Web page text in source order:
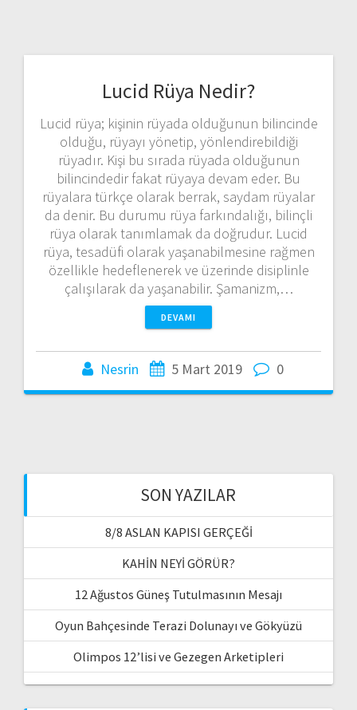
Lucid Rüya Nedir?
Lucid rüya; kişinin rüyada olduğunun bilincinde
olduğu, rüyayı yönetip, yönlendirebildiği
rüyadır. Kişi bu sırada rüyada olduğunun
bilincindedir fakat rüyaya devam eder. Bu
rüyalara türkçe olarak berrak, saydam rüyalar
da denir. Bu durumu rüya farkındalığı, bilinçli
rüya olarak tanımlamak da doğrudur. Lucid
rüya, tesadüfi olarak yaşanabilmesine rağmen
özellikle hedeflenerek ve üzerinde disiplinle
çalışılarak da yaşanabilir. Şamanizm,…
DEVAMI
Nesrin 5 Mart 2019 0
SON YAZILAR
8/8 ASLAN KAPISI GERÇEĞİ
KAHİN NEYİ GÖRÜR?
12 Ağustos Güneş Tutulmasının Mesajı
Oyun Bahçesinde Terazi Dolunayı ve Gökyüzü
Olimpos 12’lisi ve Gezegen Arketipleri